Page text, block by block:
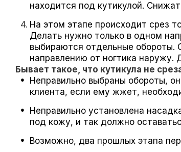
находится под кутикулой.
На этом этапе происходит срез
Делать нужно только в одном
выбираются отдельные
направлению от ногтика
Бывает такое, что кутикула не
Неправильно выбраны обороты,
клиента, если ему жжет,
Неправильно установлена
под кожу, и так должно
Возможно, два прошлых этапа